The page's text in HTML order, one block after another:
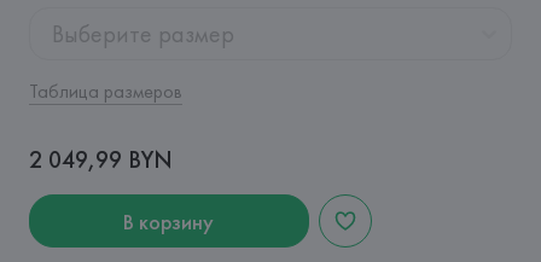
Выберите размер
Таблица размеров
2 049,99 BYN
В корзину